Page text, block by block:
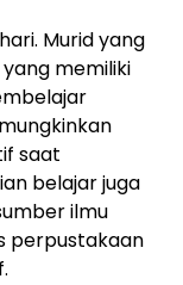
Murid yang
memiliki
saat
belajar juga
ilmu
perpustakaan